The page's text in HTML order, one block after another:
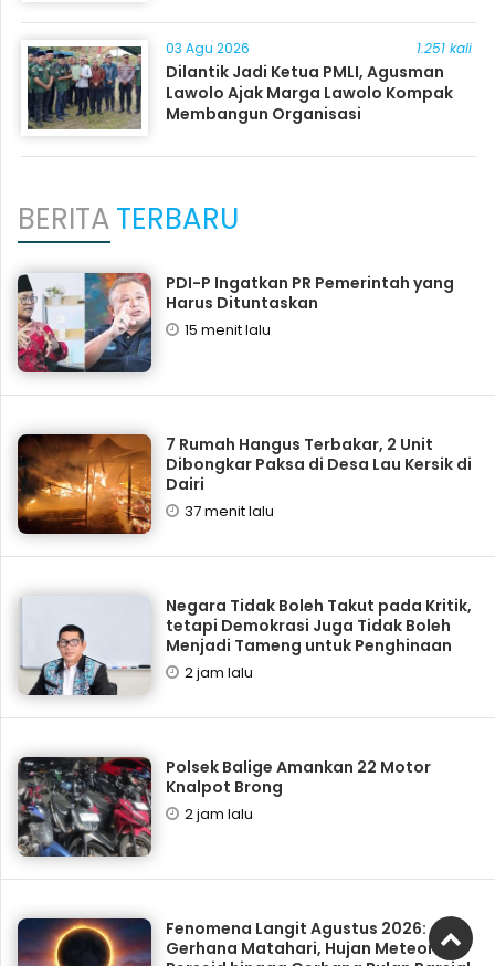
03 Agu 2026 1.251 kali
Dilantik Jadi Ketua PMLI, Agusman
Lawolo Ajak Marga Lawolo Kompak
Membangun Organisasi
BERITATERBARU
PDI-P Ingatkan PR Pemerintah yang
Harus Dituntaskan
15 menit lalu
7 Rumah Hangus Terbakar, 2 Unit
Dibongkar Paksa di Desa Lau Kersik di
Dairi
37 menit lalu
Negara Tidak Boleh Takut pada Kritik,
tetapi Demokrasi Juga Tidak Boleh
Menjadi Tameng untuk Penghinaan
2 jam lalu
Polsek Balige Amankan 22 Motor
Knalpot Brong
2 jam lalu
Fenomena Langit Agustus 2026:
Gerhana Matahari, Hujan Meteor